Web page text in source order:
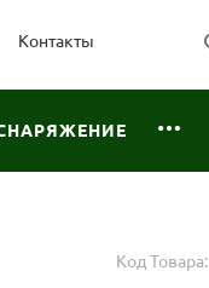
Контакты
Код Товара: